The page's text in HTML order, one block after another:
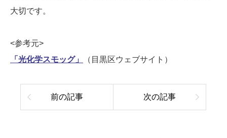
大切です。
<参考元>
「光化学スモッグ」
（目黒区ウェブサイト）
前の記事 次の記事